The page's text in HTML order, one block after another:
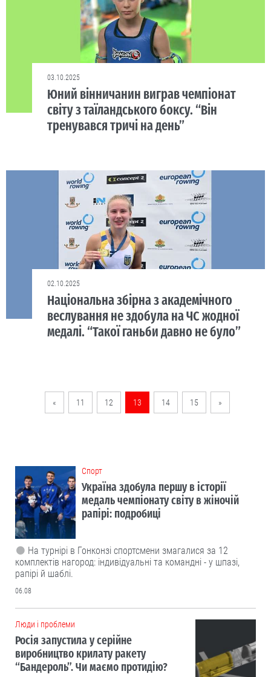
03.10.2025
Юний вінничанин виграв чемпіонат
світу з таїландського боксу. “Він
тренувався тричі на день”
02.10.2025
Національна збірна з академічного
веслування не здобула на ЧС жодної
медалі. “Такої ганьби давно не було”
« 11 12 13 14 15 »
Cпорт
Україна здобула першу в історії
медаль чемпіонату світу в жіночій
рапірі: подробиці
На турнірі в Гонконзі спортсмени змагалися за 12
комплектів нагород: індивідуальні та командні - у шпазі,
рапірі й шаблі.
06.08
Люди і проблеми
Росія запустила у серійне
виробництво крилату ракету
“Бандероль”. Чи маємо протидію?